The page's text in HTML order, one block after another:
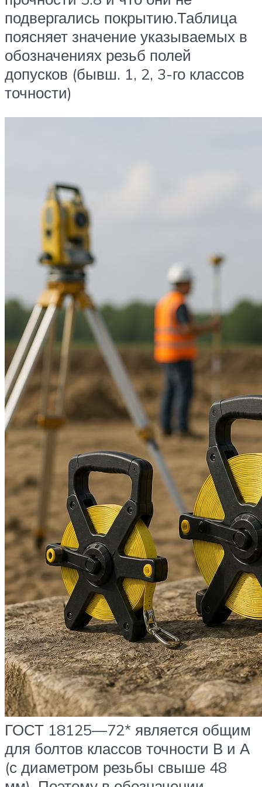
подвергались покрытию.Таблица
поясняет значение указываемых в
обозначениях резьб полей
допусков (бывш. 1, 2, 3-го классов
точности)
ГОСТ 18125—72* является общим
для болтов классов точности В и А
(с диаметром резьбы свыше 48